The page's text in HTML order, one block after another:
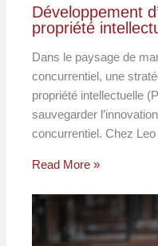
Développement
propriété
Dans le paysage de
concurrentiel, une
propriété intellectuelle
sauvegarder
concurrentiel. Chez
Read More »